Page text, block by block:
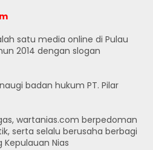
satu media online di Pulau
2014 dengan slogan
badan hukum PT. Pilar
wartanias.com berpedoman
serta selalu berusaha berbagi
Nias